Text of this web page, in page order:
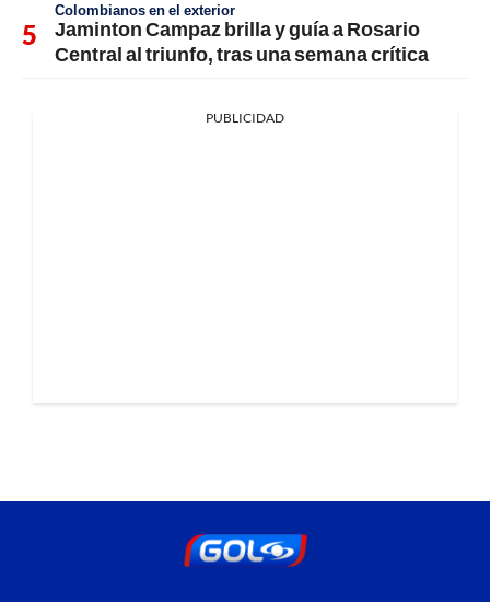
Colombianos en el exterior
Jaminton Campaz brilla y guía a Rosario
Central al triunfo, tras una semana crítica
PUBLICIDAD